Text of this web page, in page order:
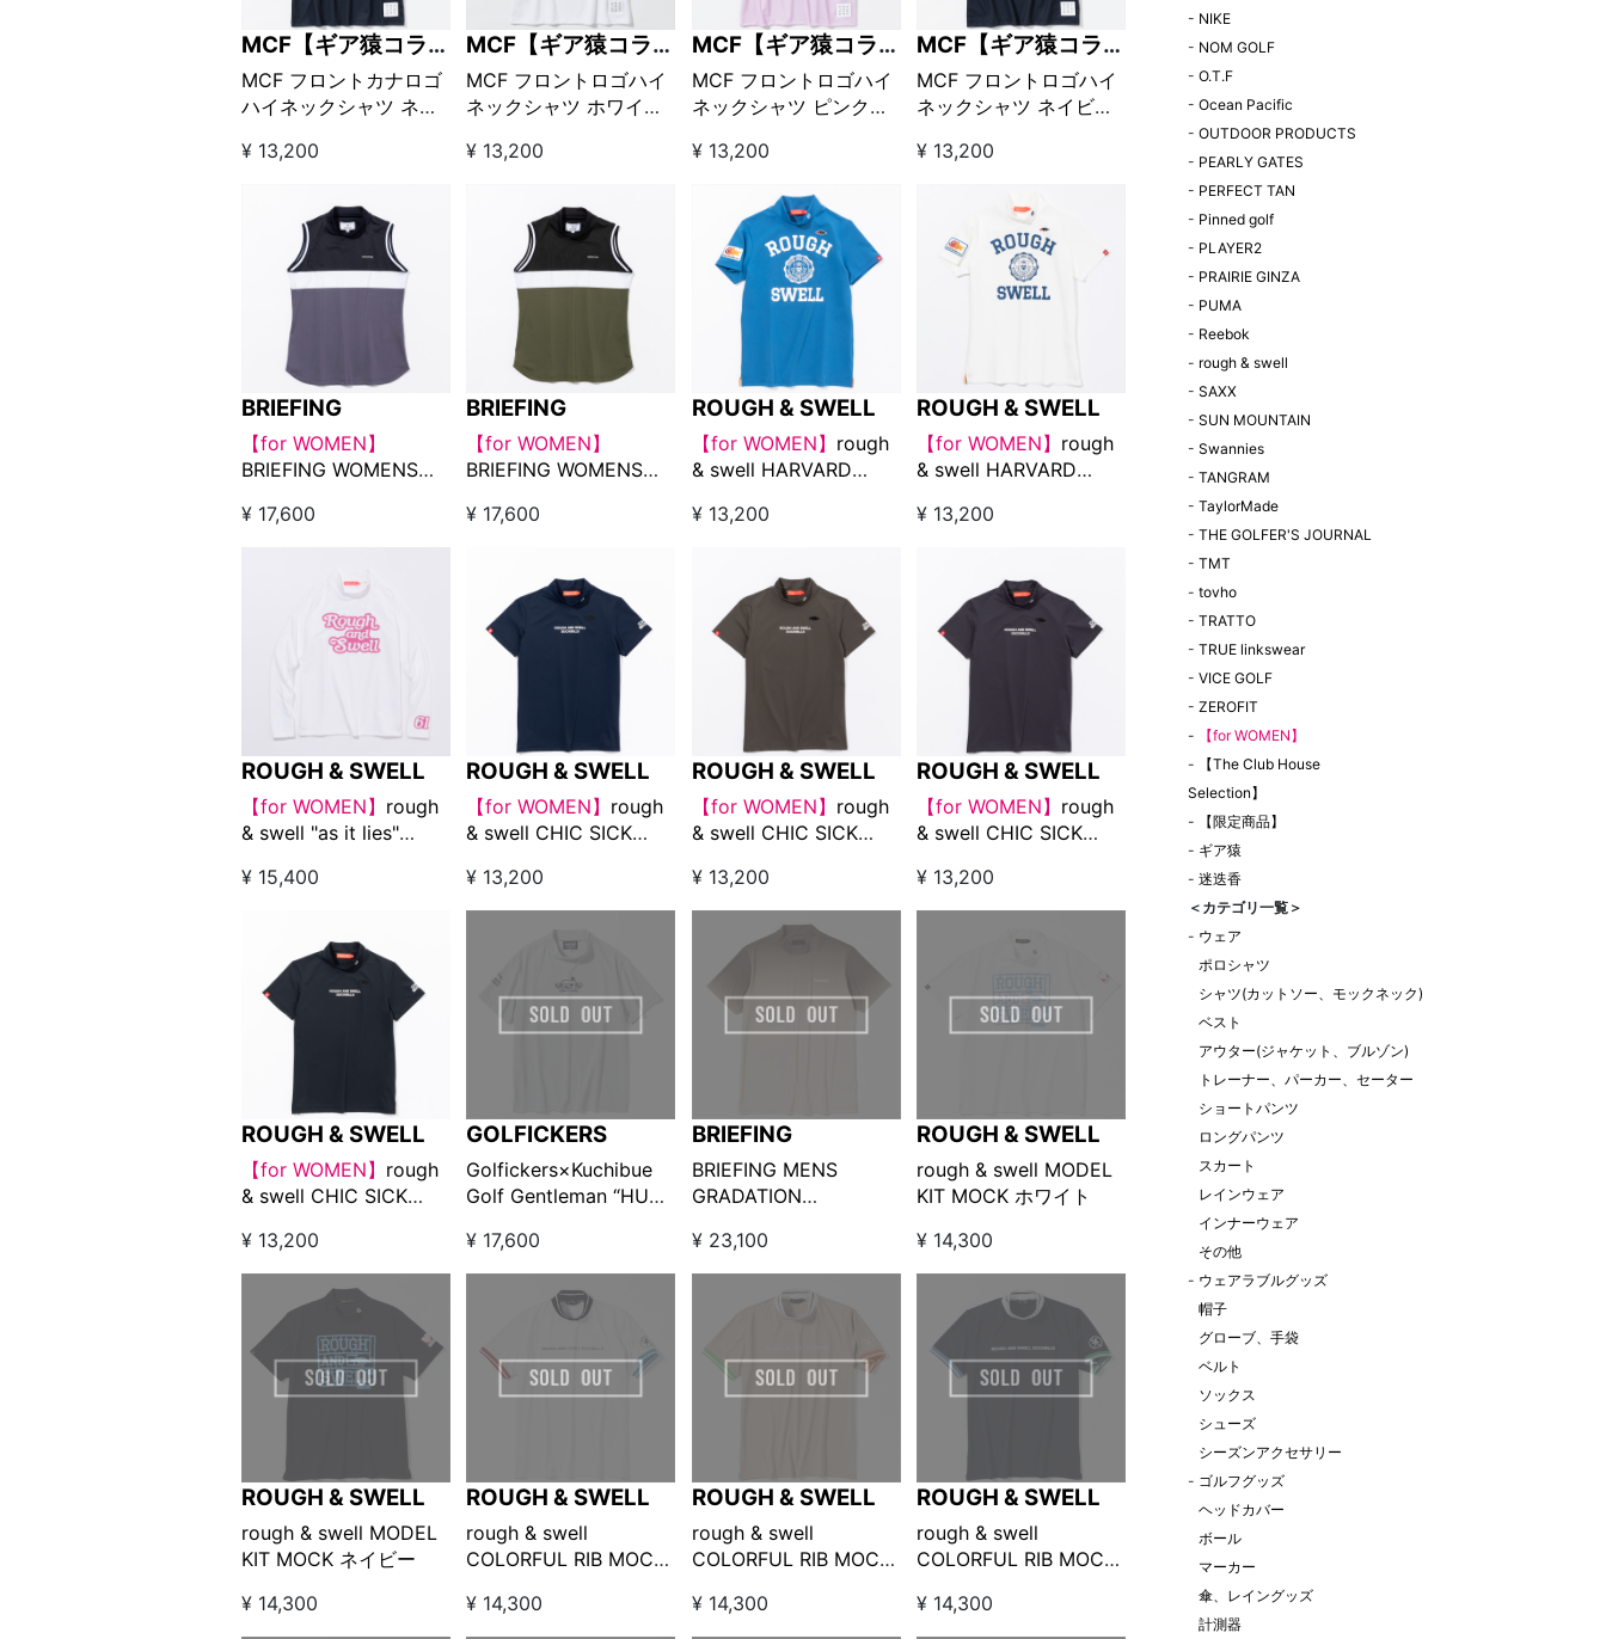
MCF【ギア猿コラボ
ブランド】
MCF フロントカナロゴ
ハイネックシャツ ネイ
売】
¥ 13,200
MCF【ギア猿コラボ
ブランド】
MCF フロントロゴハイ
ネックシャツ ホワイト
¥ 13,200
MCF【ギア猿コラボ
ブランド】
MCF フロントロゴハイ
ネックシャツ ピンク
¥ 13,200
MCF【ギア猿コラボ
ブランド】
MCF フロントロゴハイ
ネックシャツ ネイビー
¥ 13,200
BRIEFING
【for WOMEN】
BRIEFING WOMENS
SLEEVE HIGH NECK ネ
¥ 17,600
BRIEFING
【for WOMEN】
BRIEFING WOMENS
SLEEVE HIGH NECK ブ
¥ 17,600
ROUGH & SWELL
【for WOMEN】 rough
& swell HARVARD
¥ 13,200
ROUGH & SWELL
【for WOMEN】 rough
& swell HARVARD
¥ 13,200
ROUGH & SWELL
【for WOMEN】 rough
& swell "as it lies"
ホワイト
¥ 15,400
ROUGH & SWELL
【for WOMEN】 rough
& swell CHIC SICK
¥ 13,200
ROUGH & SWELL
【for WOMEN】 rough
& swell CHIC SICK
¥ 13,200
ROUGH & SWELL
【for WOMEN】 rough
& swell CHIC SICK
ルグレー
¥ 13,200
ROUGH & SWELL
【for WOMEN】 rough
& swell CHIC SICK
¥ 13,200
GOLFICKERS
Golfickers×Kuchibue
Golf Gentleman “HUT”
ックネック グレー
¥ 17,600
BRIEFING
BRIEFING MENS
GRADATION
ョンハイネック
BROWN
¥ 23,100
ROUGH & SWELL
rough & swell MODEL
KIT MOCK ホワイト
¥ 14,300
ROUGH & SWELL
rough & swell MODEL
KIT MOCK ネイビー
¥ 14,300
ROUGH & SWELL
rough & swell
COLORFUL RIB MOCK
¥ 14,300
ROUGH & SWELL
rough & swell
COLORFUL RIB MOCK
¥ 14,300
ROUGH & SWELL
rough & swell
COLORFUL RIB MOCK
¥ 14,300
- NIKE
- NOM GOLF
- O.T.F
- Ocean Pacific
- OUTDOOR PRODUCTS
- PEARLY GATES
- PERFECT TAN
- Pinned golf
- PLAYER2
- PRAIRIE GINZA
- PUMA
- Reebok
- rough & swell
- SAXX
- SUN MOUNTAIN
- Swannies
- TANGRAM
- TaylorMade
- THE GOLFER'S JOURNAL
- TMT
- tovho
- TRATTO
- TRUE linkswear
- VICE GOLF
- ZEROFIT
-
【for WOMEN】
-
【The Club House
Selection】
-
【限定商品】
- ギア猿
- 迷迭香
＜カテゴリ一覧＞
- ウェア
ポロシャツ
シャツ(カットソー、モックネック)
ベスト
アウター(ジャケット、ブルゾン)
トレーナー、パーカー、セーター
ショートパンツ
ロングパンツ
スカート
レインウェア
インナーウェア
その他
- ウェアラブルグッズ
帽子
グローブ、手袋
ベルト
ソックス
シューズ
シーズンアクセサリー
- ゴルフグッズ
ヘッドカバー
ボール
マーカー
傘、レイングッズ
計測器